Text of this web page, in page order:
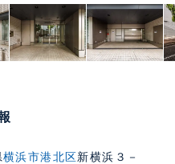
横浜市港北区新横浜３－